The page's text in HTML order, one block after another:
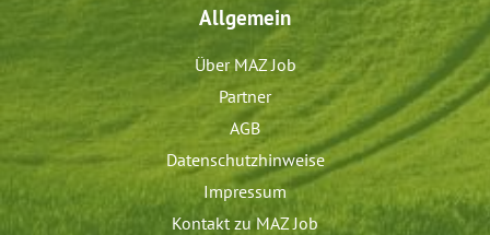
Allgemein
Über MAZ Job
Partner
AGB
Datenschutzhinweise
Impressum
Kontakt zu MAZ Job